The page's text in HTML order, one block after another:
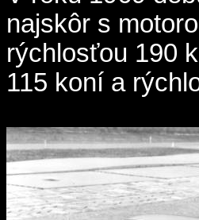
najskôr s
rýchlosťou 190
115 koní a